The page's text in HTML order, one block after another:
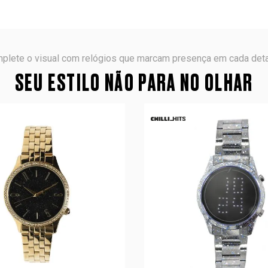
o visual com relógios que marcam presença em cada
SEU ESTILO NÃO PARA NO OLHAR